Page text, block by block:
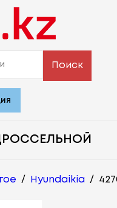
Поиск
/ Hyundaikia /